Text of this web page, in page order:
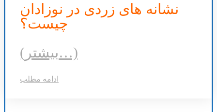
نشانه های زردی در نوزادان
چیست؟
(بیشتر…)
ادامه مطلب